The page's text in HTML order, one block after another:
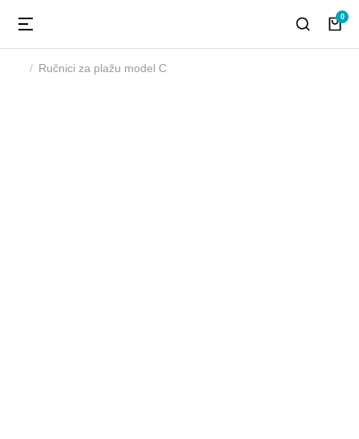
You are here:
Ručnici za plažu model C